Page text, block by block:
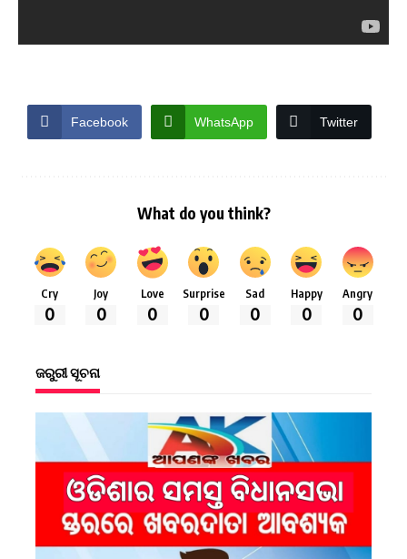
Facebook WhatsApp Twitter
What do you think?
Cry
0
Joy
0
Love
0
Surprise
0
Sad
0
Happy
0
Angry
0
ଜରୁରୀ ସୂଚନା